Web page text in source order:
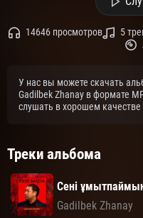
14646 просмотров 5
У нас вы можете скачать
Gadilbek Zhanay в формате
слушать в хорошем качестве
Треки альбома
Сені
Gadilbek Zhanay